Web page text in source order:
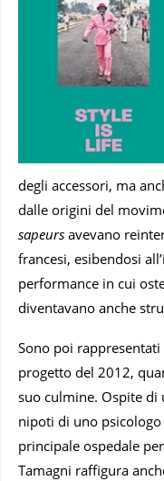
degli accessori, ma
dalle origini del
sapeurs avevano
francesi, esibendosi
performance in cui
diventavano anche
Sono poi rappresentati
progetto del 2012,
suo culmine. Ospite di
nipoti di uno
principale ospedale
Tamagni raffigura